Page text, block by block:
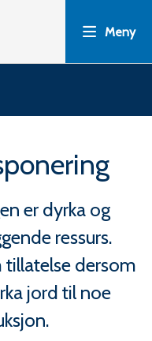
Meny
er dyrka og
ressurs.
tillatelse dersom
jord til noe